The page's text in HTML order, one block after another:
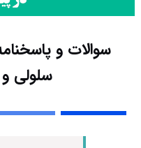
سوالات و
سلولی و